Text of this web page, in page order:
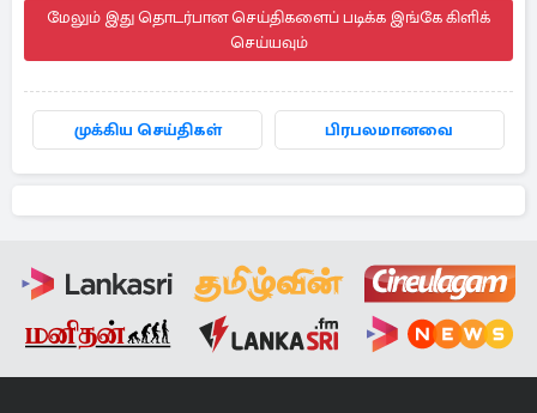
மேலும் இது தொடர்பான செய்திகளைப் படிக்க இங்கே கிளிக்
செய்யவும்
முக்கிய செய்திகள் பிரபலமானவை